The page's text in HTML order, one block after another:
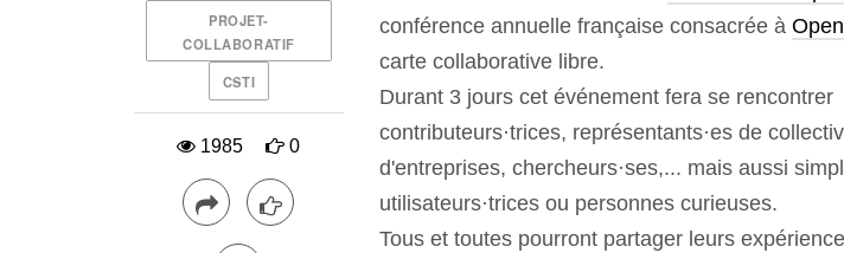
conférence annuelle française consacrée à
carte collaborative libre.
Durant 3 jours cet événement fera se rencontrer
contributeurs·trices, représentants·es de
d'entreprises, chercheurs·ses,... mais aussi
utilisateurs·trices ou personnes curieuses.
Tous et toutes pourront partager leurs
PROJET-
COLLABORATIF
CSTI
1985 0